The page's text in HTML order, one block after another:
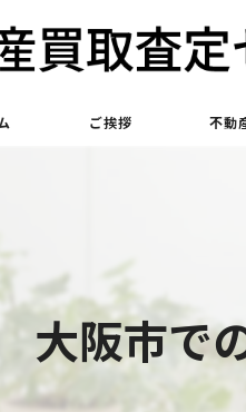
ご挨拶 不動
大阪市で